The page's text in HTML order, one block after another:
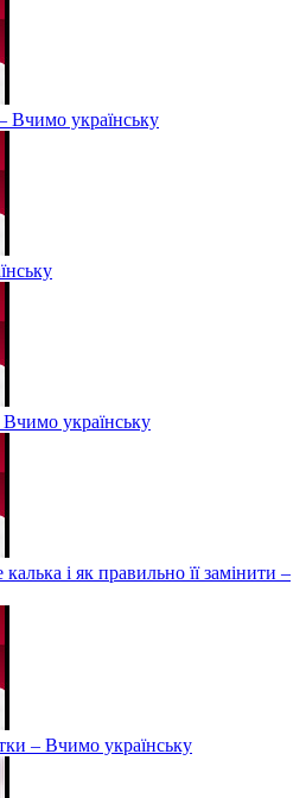
Вчимо українську
Вчимо українську
і як правильно її замінити –
– Вчимо українську